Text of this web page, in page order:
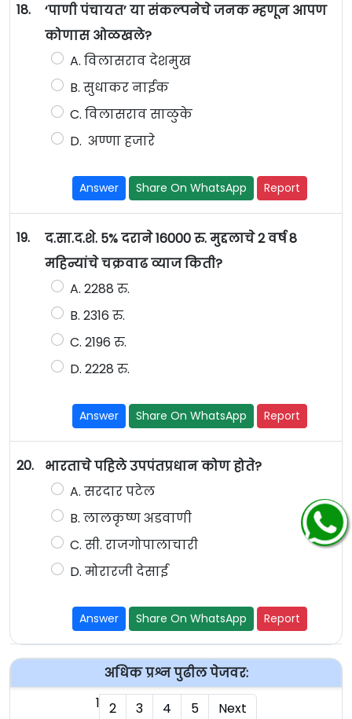
18.
‘पाणी पंचायत’ या संकल्पनेचे जनक म्हणून आपण
कोणास ओळखले?
A. विलासराव देशमुख
B. सुधाकर नाईक
C. विलासराव साळुके
D. अण्णा हजारे
Answer Share On WhatsApp Report
19.
द.सा.द.शे. 5% दराने 16000 रु. मुद्दलाचे 2 वर्ष 8
महिन्यांचे चक्रवाढ व्याज किती?
A. 2288 रु.
B. 2316 रु.
C. 2196 रु.
D. 2228 रु.
Answer Share On WhatsApp Report
20.
भारताचे पहिले उपपंतप्रधान कोण होते?
A. सरदार पटेल
B. लालकृष्ण अडवाणी
C. सी. राजगोपालाचारी
D. मोरारजी देसाई
Answer Share On WhatsApp Report
अधिक प्रश्न पुढील पेजवर:
1 2 3 4 5 Next